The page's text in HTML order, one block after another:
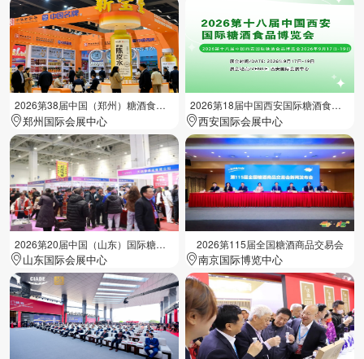
2026第38届中国（郑州）糖酒食品交易会
郑州国际会展中心
2026第18届中国西安国际糖酒食品展览会
西安国际会展中心
2026第20届中国（山东）国际糖酒食品交易会
山东国际会展中心
2026第115届全国糖酒商品交易会
南京国际博览中心